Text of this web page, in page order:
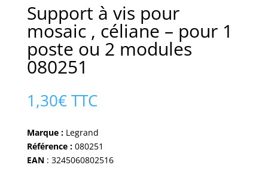
Support à vis pour
mosaic , céliane – pour 1
poste ou 2 modules
080251
1,30€ TTC
Marque :Legrand
Référence :080251
EAN: 3245060802516